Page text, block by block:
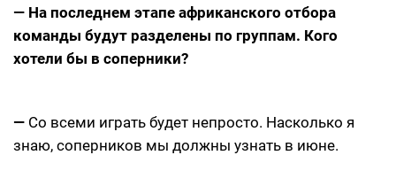
— На последнем этапе африканского отбора
команды будут разделены по группам. Кого
хотели бы в соперники?
— Со всеми играть будет непросто. Насколько я
знаю, соперников мы должны узнать в июне.